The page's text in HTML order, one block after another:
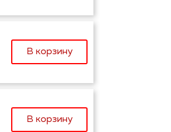
В корзину
В корзину